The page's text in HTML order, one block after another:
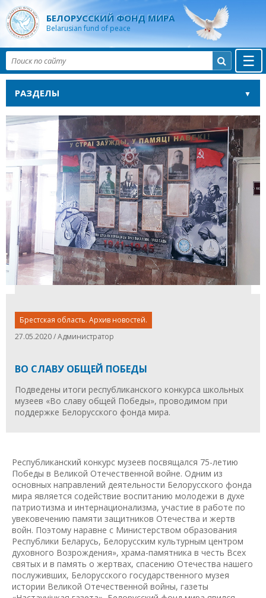
БЕЛОРУССКИЙ ФОНД МИРА
Belarusian fund of peace
☰

РАЗДЕЛЫ
Брестская область. Архив новостей.
27.05.2020 / Администратор
ВО СЛАВУ ОБЩЕЙ ПОБЕДЫ
Подведены итоги республиканского конкурса школьных
музеев «Во славу общей Победы», проводимом при
поддержке Белорусского фонда мира.
Республиканский конкурс музеев посвящался 75-летию
Победы в Великой Отечественной войне. Одним из
основных направлений деятельности Белорусского фонда
мира является содействие воспитанию молодежи в духе
патриотизма и интернационализма, участие в работе по
увековечению памяти защитников Отечества и жертв
войн. Поэтому наравне с Министерством образования
Республики Беларусь, Белорусским культурным центром
духовного Возрождения», храма-памятника в честь Всех
святых и в память о жертвах, спасению Отечества нашего
послуживших, Белорусского государственного музея
истории Великой Отечественной войны, газеты